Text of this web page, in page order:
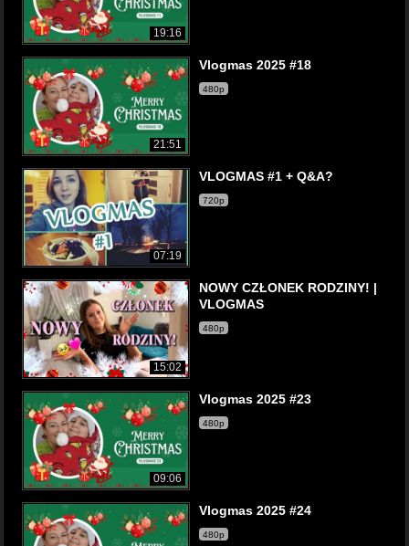
19:16
21:51
Vlogmas 2025 #18
480p
07:19
VLOGMAS #1 + Q&A?
720p
15:02
NOWY CZŁONEK RODZINY! |
VLOGMAS
480p
09:06
Vlogmas 2025 #23
480p
Vlogmas 2025 #24
480p